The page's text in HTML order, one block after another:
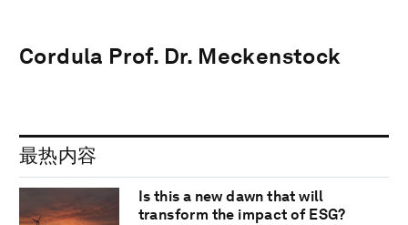
Cordula Prof. Dr. Meckenstock
最热内容
Is this a new dawn that will
transform the impact of ESG?